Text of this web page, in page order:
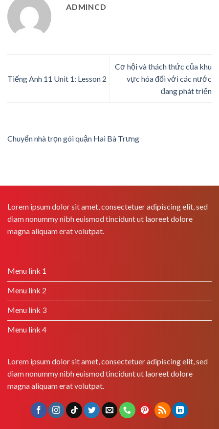
ADMINCD
Tiếng Anh 11 Unit 1: Lesson 2
Cơ hội và thách thức của khu
vực hóa đối với các nước
đang phát triển
Chuyển nhà trọn gói quận Hai Bà Trưng
Lorem ipsum dolor sit amet, consectetuer adipiscing elit, sed
diam nonummy nibh euismod tincidunt ut laoreet dolore
magna aliquam erat volutpat.
Menu link 1
Menu link 2
Menu link 3
Menu link 4
Lorem ipsum dolor sit amet, consectetuer adipiscing elit, sed
diam nonummy nibh euismod tincidunt ut laoreet dolore
magna aliquam erat volutpat.